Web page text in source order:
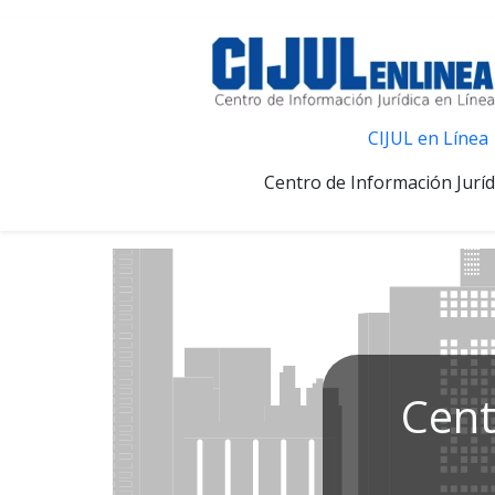
CIJUL en Línea
Centro de Información